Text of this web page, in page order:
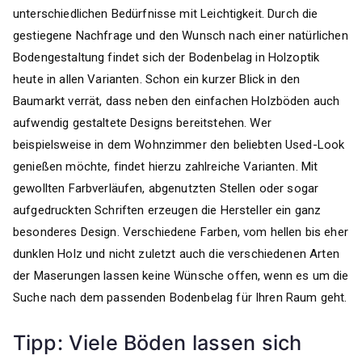
unterschiedlichen Bedürfnisse mit Leichtigkeit. Durch die
gestiegene Nachfrage und den Wunsch nach einer natürlichen
Bodengestaltung findet sich der Bodenbelag in Holzoptik
heute in allen Varianten. Schon ein kurzer Blick in den
Baumarkt verrät, dass neben den einfachen Holzböden auch
aufwendig gestaltete Designs bereitstehen. Wer
beispielsweise in dem Wohnzimmer den beliebten Used-Look
genießen möchte, findet hierzu zahlreiche Varianten. Mit
gewollten Farbverläufen, abgenutzten Stellen oder sogar
aufgedruckten Schriften erzeugen die Hersteller ein ganz
besonderes Design. Verschiedene Farben, vom hellen bis eher
dunklen Holz und nicht zuletzt auch die verschiedenen Arten
der Maserungen lassen keine Wünsche offen, wenn es um die
Suche nach dem passenden Bodenbelag für Ihren Raum geht.
Tipp: Viele Böden lassen sich